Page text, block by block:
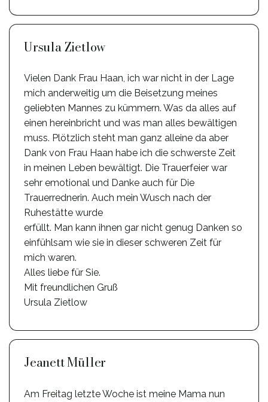
Ursula Zietlow
Vielen Dank Frau Haan, ich war nicht in der Lage
mich anderweitig um die Beisetzung meines
geliebten Mannes zu kümmern. Was da alles auf
einen hereinbricht und was man alles bewältigen
muss. Plötzlich steht man ganz alleine da aber
Dank von Frau Haan habe ich die schwerste Zeit
in meinen Leben bewältigt. Die Trauerfeier war
sehr emotional und Danke auch für Die
Trauerrednerin. Auch mein Wusch nach der
Ruhestätte wurde
erfüllt. Man kann ihnen gar nicht genug Danken so
einfühlsam wie sie in dieser schweren Zeit für
mich waren.
Alles liebe für Sie.
Mit freundlichen Gruß
Ursula Zietlow
Jeanett Müller
Am Freitag letzte Woche ist meine Mama nun